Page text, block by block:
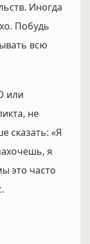
Иногда
Побудь
всю
или
не
сказать: «Я
я
это часто